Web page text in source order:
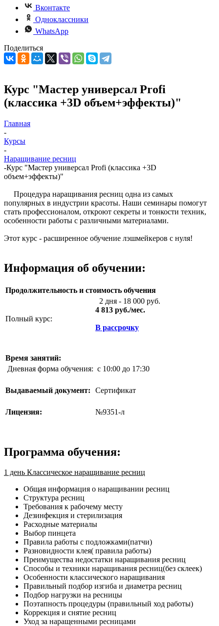
Вконтакте
Одноклассники
WhatsApp
Поделиться
Курс "Мастер универсал Profi
(классика +3D объем+эффекты)"
Главная
-
Курсы
-
Наращивание ресниц
-Курс "Мастер универсал Profi (классика +3D
объем+эффекты)"
Процедура наращивания ресниц одна из самых
популярных в индустрии красоты. Наши семинары помогут
стать профессионалом, откроют секреты и тонкости техник,
особенности работы с различными материалами.
Этот курс - расширенное обучение лэшмейкеров с нуля!
Информация об обучении:
Продолжительность и стоимость обучения
Полный курс:
2 дня - 18 000 руб.
4 813 руб./мес.
В рассрочку
Время занятий:
Дневная форма обучения: с 10:00 до 17:30
Выдаваемый документ: Cертификат
Лицензия: №9351-л
Программа обучения:
1 день Классическое наращивание ресниц
Общая информация о наращивании ресниц
Структура ресниц
Требования к рабочему месту
Дезинфекция и стерилизация
Расходные материалы
Выбор пинцета
Правила работы с подложками(патчи)
Разновидности клея( правила работы)
Преимущества недостатки наращивания ресниц
Способы и техники наращивания ресниц(без склеек)
Особенности классического наращивания
Правильный подбор изгиба и диаметра ресниц
Подбор нагрузки на ресницы
Поэтапность процедуры (правильный ход работы)
Коррекция и снятие ресниц
Уход за наращенными ресницами